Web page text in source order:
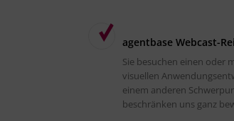
agentbase Webcast-
Sie besuchen einen oder
visuellen
einem anderen
beschränken uns ganz